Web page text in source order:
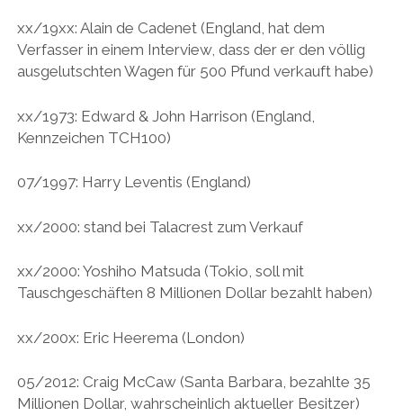
xx/19xx: Alain de Cadenet (England, hat dem
Verfasser in einem Interview, dass der er den völlig
ausgelutschten Wagen für 500 Pfund verkauft habe)
xx/1973: Edward & John Harrison (England,
Kennzeichen TCH100)
07/1997: Harry Leventis (England)
xx/2000: stand bei Talacrest zum Verkauf
xx/2000: Yoshiho Matsuda (Tokio, soll mit
Tauschgeschäften 8 Millionen Dollar bezahlt haben)
xx/200x: Eric Heerema (London)
05/2012: Craig McCaw (Santa Barbara, bezahlte 35
Millionen Dollar, wahrscheinlich aktueller Besitzer)